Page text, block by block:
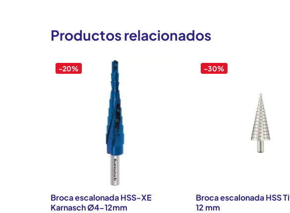
Productos relacionados
Broca escalonada HSS-XE
Karnasch Ø4-12mm
-20%
Broca escalonada HSS
12 mm
-30%